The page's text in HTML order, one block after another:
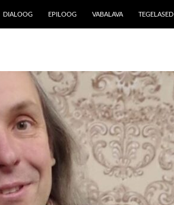
DIALOOG EPILOOG VABALAVA TEGELASED